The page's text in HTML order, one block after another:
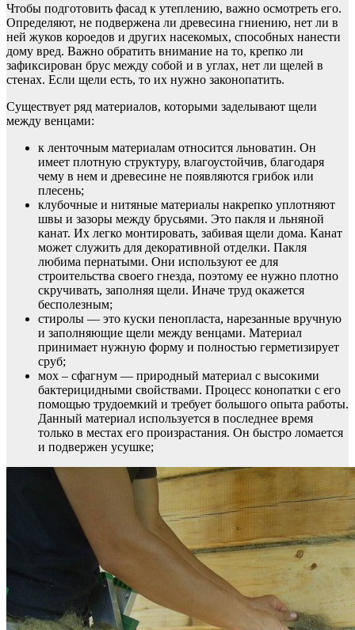
Чтобы подготовить фасад к утеплению, важно осмотреть его.
Определяют, не подвержена ли древесина гниению, нет ли в
ней жуков короедов и других насекомых, способных нанести
дому вред. Важно обратить внимание на то, крепко ли
зафиксирован брус между собой и в углах, нет ли щелей в
стенах. Если щели есть, то их нужно законопатить.
Существует ряд материалов, которыми заделывают щели
между венцами:
к ленточным материалам относится льноватин. Он
имеет плотную структуру, влагоустойчив, благодаря
чему в нем и древесине не появляются грибок или
плесень;
клубочные и нитяные материалы накрепко уплотняют
швы и зазоры между брусьями. Это пакля и льняной
канат. Их легко монтировать, забивая щели дома. Канат
может служить для декоративной отделки. Пакля
любима пернатыми. Они используют ее для
строительства своего гнезда, поэтому ее нужно плотно
скручивать, заполняя щели. Иначе труд окажется
бесполезным;
стиролы — это куски пенопласта, нарезанные вручную
и заполняющие щели между венцами. Материал
принимает нужную форму и полностью герметизирует
сруб;
мох – сфагнум — природный материал с высокими
бактерицидными свойствами. Процесс конопатки с его
помощью трудоемкий и требует большого опыта работы.
Данный материал используется в последнее время
только в местах его произрастания. Он быстро ломается
и подвержен усушке;